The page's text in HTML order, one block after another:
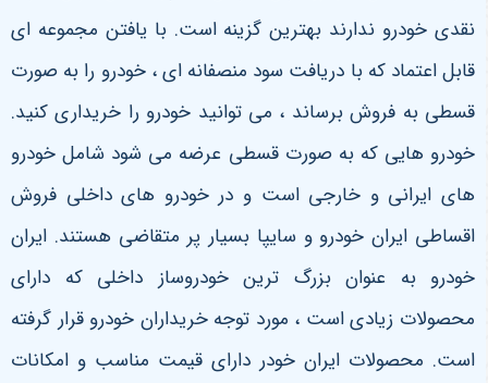
نقدی خودرو ندارند بهترین گزینه است. با یافتن مجموعه ای
قابل اعتماد که با دریافت سود منصفانه ای ، خودرو را به صورت
قسطی به فروش برساند ، می توانید خودرو را خریداری کنید.
خودرو هایی که به صورت قسطی عرضه می شود شامل خودرو
های ایرانی و خارجی است و در خودرو های داخلی فروش
اقساطی ایران خودرو و سایپا بسیار پر متقاضی هستند. ایران
خودرو به عنوان بزرگ ترین خودروساز داخلی که دارای
محصولات زیادی است ، مورد توجه خریداران خودرو قرار گرفته
است. محصولات ایران خودر دارای قیمت مناسب و امکانات